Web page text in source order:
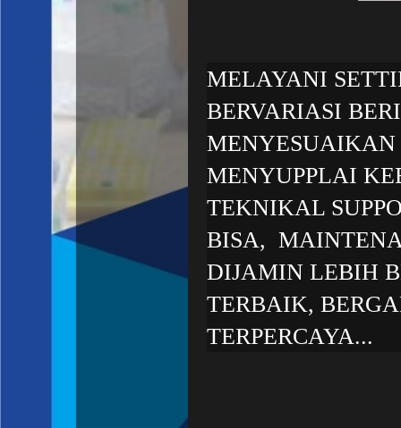
MELAYANI
BERVARIASI
MENYUPPLAI
TEKNIKAL
BISA,
DIJAMIN LEBIH
TERBAIK,
TERPERCAYA...